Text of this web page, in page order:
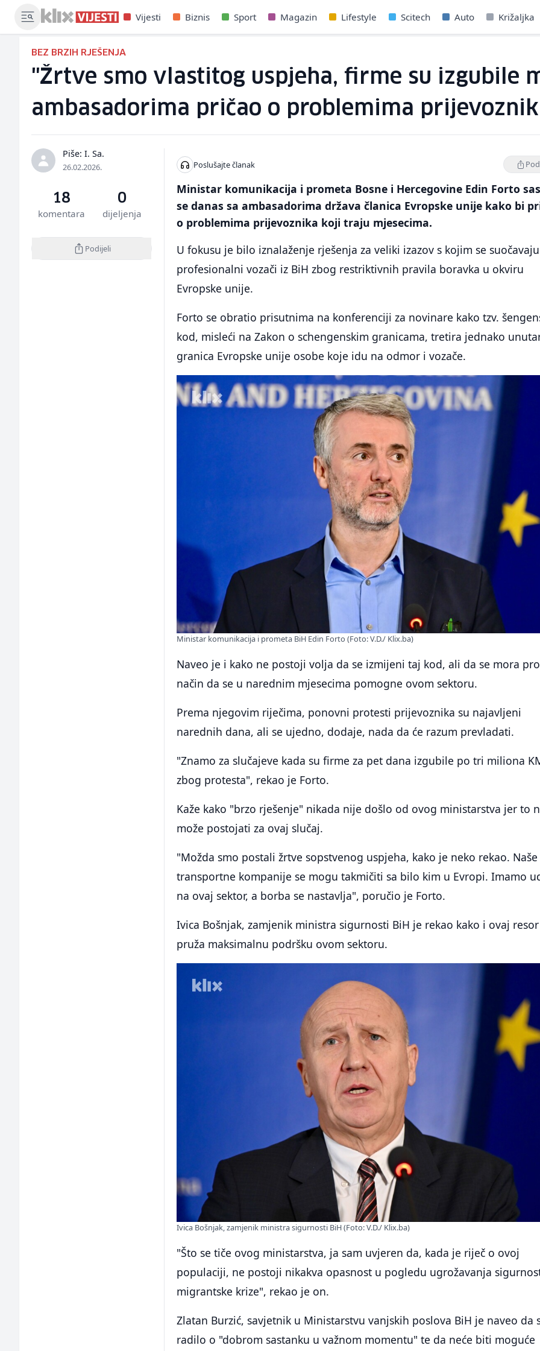
Vijesti Biznis Sport Magazin Lifestyle Scitech Auto Križaljka
BEZ BRZIH RJEŠENJA
"Žrtve smo vlastitog uspjeha, firme su izgubile
ambasadorima pričao o problemima
Piše: I. Sa.
26.02.2026.
18
komentara
0
dijeljenja
Podijeli
Poslušajte članak
Ministar komunikacija i prometa Bosne i Hercegovine Edin Forto
se danas sa ambasadorima država članica Evropske unije kako bi
o problemima prijevoznika koji traju mjesecima.
U fokusu je bilo iznalaženje rješenja za veliki izazov s kojim se suočavaju
profesionalni vozači iz BiH zbog restriktivnih pravila boravka u okviru
Evropske unije.
Forto se obratio prisutnima na konferenciji za novinare kako tzv.
kod, misleći na Zakon o schengenskim granicama, tretira jednako
granica Evropske unije osobe koje idu na odmor i vozače.
Ministar komunikacija i prometa BiH Edin Forto (Foto: V.D./ Klix.ba)
Naveo je i kako ne postoji volja da se izmijeni taj kod, ali da se mora
način da se u narednim mjesecima pomogne ovom sektoru.
Prema njegovim riječima, ponovni protesti prijevoznika su najavljeni
narednih dana, ali se ujedno, dodaje, nada da će razum prevladati.
"Znamo za slučajeve kada su firme za pet dana izgubile po tri miliona
zbog protesta", rekao je Forto.
Kaže kako "brzo rješenje" nikada nije došlo od ovog ministarstva jer to
može postojati za ovaj slučaj.
"Možda smo postali žrtve sopstvenog uspjeha, kako je neko rekao. Naše
transportne kompanije se mogu takmičiti sa bilo kim u Evropi. Imamo
na ovaj sektor, a borba se nastavlja", poručio je Forto.
Ivica Bošnjak, zamjenik ministra sigurnosti BiH je rekao kako i ovaj resor
pruža maksimalnu podršku ovom sektoru.
Ivica Bošnjak, zamjenik ministra sigurnosti BiH (Foto: V.D./ Klix.ba)
"Što se tiče ovog ministarstva, ja sam uvjeren da, kada je riječ o ovoj
populaciji, ne postoji nikakva opasnost u pogledu ugrožavanja
migrantske krize", rekao je on.
Zlatan Burzić, savjetnik u Ministarstvu vanjskih poslova BiH je naveo da
radilo o "dobrom sastanku u važnom momentu" te da neće biti moguće